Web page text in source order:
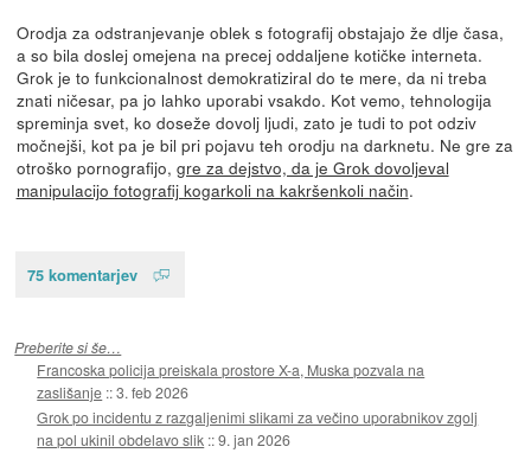
Orodja za odstranjevanje oblek s fotografij obstajajo že dlje časa,
a so bila doslej omejena na precej oddaljene kotičke interneta.
Grok je to funkcionalnost demokratiziral do te mere, da ni treba
znati ničesar, pa jo lahko uporabi vsakdo. Kot vemo, tehnologija
spreminja svet, ko doseže dovolj ljudi, zato je tudi to pot odziv
močnejši, kot pa je bil pri pojavu teh orodju na darknetu. Ne gre za
otroško pornografijo, gre za dejstvo, da je Grok dovoljeval
manipulacijo fotografij kogarkoli na kakršenkoli način.
75 komentarjev
Preberite si še…
Francoska policija preiskala prostore X-a, Muska pozvala na
zaslišanje ::3. feb 2026
Grok po incidentu z razgaljenimi slikami za večino uporabnikov zgolj
na pol ukinil obdelavo slik ::9. jan 2026